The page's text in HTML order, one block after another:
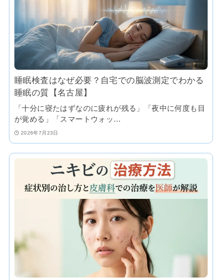
睡眠検査はなぜ必要？自宅での脳波測定でわかる
睡眠の質【名古屋】
「十分に寝たはずなのに疲れが残る」「夜中に何度も目
が覚める」「スマートウォッ…
2026年7月23日